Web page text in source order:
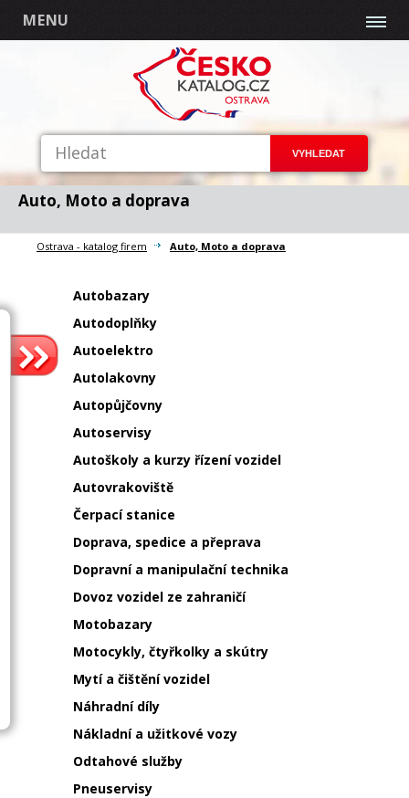
MENU
Auto, Moto a doprava
Ostrava - katalog firem Auto, Moto a doprava
Autobazary
Autodoplňky
Autoelektro
Autolakovny
Autopůjčovny
Autoservisy
Autoškoly a kurzy řízení vozidel
Autovrakoviště
Čerpací stanice
Doprava, spedice a přeprava
Dopravní a manipulační technika
Dovoz vozidel ze zahraničí
Motobazary
Motocykly, čtyřkolky a skútry
Mytí a čištění vozidel
Náhradní díly
Nákladní a užitkové vozy
Odtahové služby
Pneuservisy